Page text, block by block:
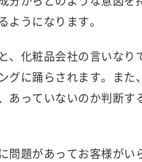
ようになります。
、化粧品会社の言いなり
グに踊らされます。また
あっていないのか判断す
問題があってお客様がい